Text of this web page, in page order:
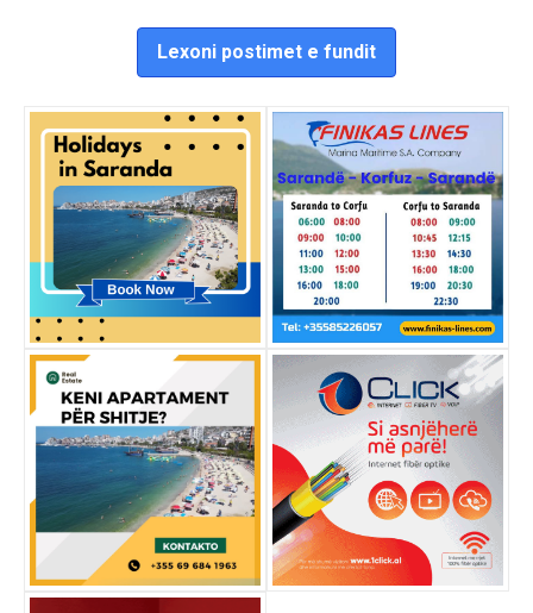
Lexoni postimet e fundit